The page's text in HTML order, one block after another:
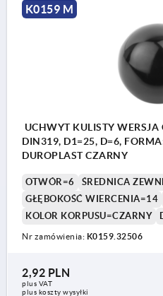
K0159 M
UCHWYT KULISTY
DIN319, D1=25, D=6,
DUROPLAST CZARNY
OTWÓR=6
ŚREDNICA
GŁĘBOKOŚĆ WIERCENIA=14
KOLOR KORPUSU=CZARNY
Nr zamówienia: K0159.32506
2,92 PLN
plus VAT
plus koszty wysyłki